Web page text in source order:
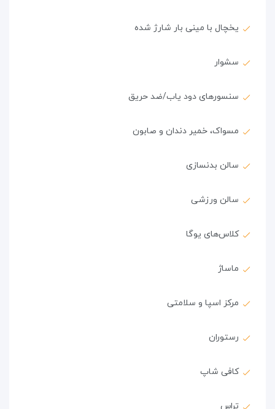
یخچال با مینی بار شارژ شده
سشوار
سنسورهای دود یاب/ضد حریق
مسواک، خمیر دندان و صابون
سالن بدنسازی
سالن ورزشی
کلاس‌های یوگا
ماساژ
مرکز اسپا و سلامتی
رستوران
کافی شاپ
تراس